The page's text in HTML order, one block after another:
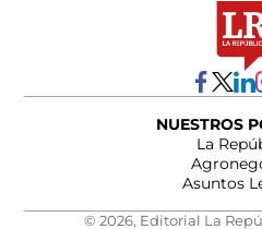
NUESTROS
La
Asuntos
© 2026, Editorial La